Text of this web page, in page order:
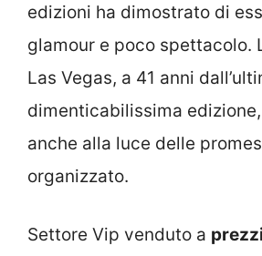
edizioni ha dimostrato di
glamour e poco spettacolo.
Las Vegas, a 41 anni
dimenticabilissima
anche alla luce delle
organizzato.
Settore Vip venduto a